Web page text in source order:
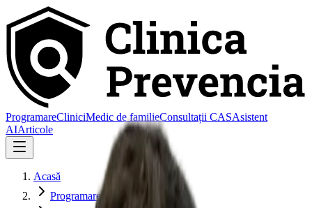
ProgramareCliniciMedic de familieConsultații CASAsistent
AIArticole
Acasă
Programare